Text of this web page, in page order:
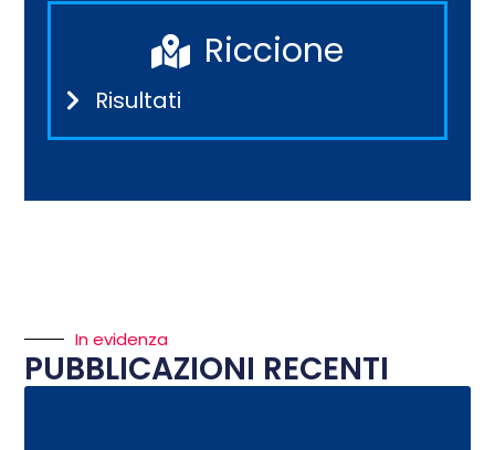
Riccione
Risultati
In evidenza
PUBBLICAZIONI RECENTI